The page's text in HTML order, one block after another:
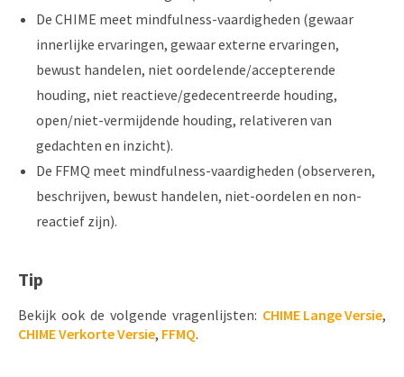
De CHIME meet mindfulness-vaardigheden (gewaar
innerlijke ervaringen, gewaar externe ervaringen,
bewust handelen, niet oordelende/accepterende
houding, niet reactieve/gedecentreerde houding,
open/niet-vermijdende houding, relativeren van
gedachten en inzicht).
De FFMQ meet mindfulness-vaardigheden (observeren,
beschrijven, bewust handelen, niet-oordelen en non-
reactief zijn).
Tip
Bekijk ook de volgende vragenlijsten: CHIME Lange Versie,
CHIME Verkorte Versie, FFMQ.